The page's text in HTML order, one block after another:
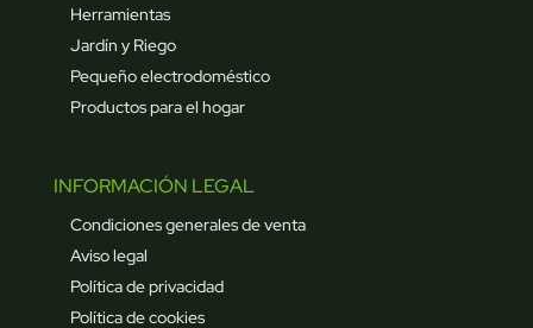
Herramientas
Jardín y Riego
Pequeño electrodoméstico
Productos para el hogar
INFORMACIÓN LEGAL
Condiciones generales de venta
Aviso legal
Política de privacidad
Política de cookies